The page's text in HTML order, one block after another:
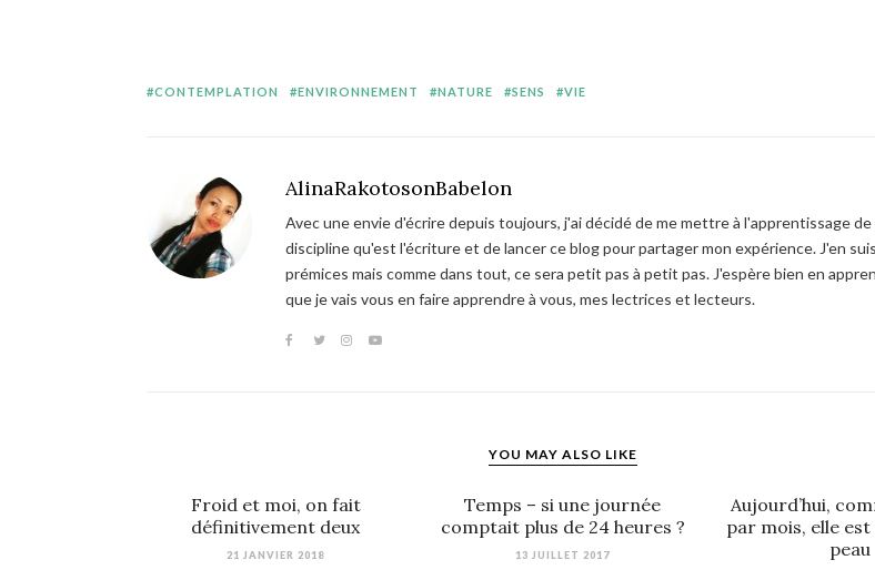
CONTEMPLATION ENVIRONNEMENT NATURE SENS VIE
AlinaRakotosonBabelon
Avec une envie d'écrire depuis toujours, j'ai décidé de me mettre à l'apprentissage
discipline qu'est l'écriture et de lancer ce blog pour partager mon expérience. J'en
prémices mais comme dans tout, ce sera petit pas à petit pas. J'espère bien en
que je vais vous en faire apprendre à vous, mes lectrices et lecteurs.
YOU MAY ALSO LIKE
Froid et moi, on fait
définitivement deux
21 JANVIER 2018
Temps – si une journée
comptait plus de 24 heures ?
13 JUILLET 2017
Aujourd’hui,
par mois, elle est
peau